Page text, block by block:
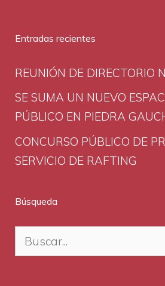
Entradas recientes
REUNIÓN DE DIRECTORIO
SE SUMA UN NUEVO
PÚBLICO EN PIEDRA
CONCURSO PÚBLICO DE
SERVICIO DE RAFTING
Búsqueda
Buscar: